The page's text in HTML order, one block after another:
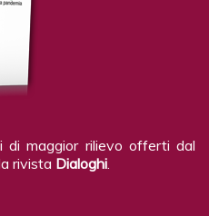
di maggior rilievo offerti dal
rivista Dialoghi